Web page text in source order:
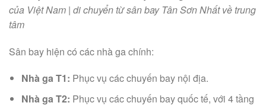
của Việt Nam | di chuyển từ sân bay Tân Sơn Nhất về trung
tâm
Sân bay hiện có các nhà ga chính:
Nhà ga T1: Phục vụ các chuyến bay nội địa.
Nhà ga T2: Phục vụ các chuyến bay quốc tế, với 4 tầng